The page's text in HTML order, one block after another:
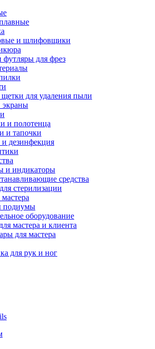
и шлифовщики
для фрез
для удаления пыли
и полотенца
и тапочки
дезинфекция
и индикаторы
средства
стерилизации
подиумы
оборудование
мастера и клиента
для мастера
для рук и ног